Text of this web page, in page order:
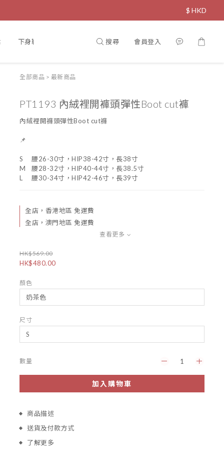
$ HKD
下身鞋履 直播限定 寵物專區
搜尋 會員登入
全部商品 > 最新商品
PT1193 內絨裡開褲頭彈性Boot cut褲
內絨裡開褲頭彈性Boot cut褲
📌
S	腰26-30寸，HIP38-42寸，長38寸
M	腰28-32寸，HIP40-44寸，長38.5寸
L	腰30-34寸，HIP42-46寸，長39寸
全店，香港地區 免運費
全店，澳門地區 免運費
查看更多
HK$569.00
HK$480.00
顏色
尺寸
數量
加入購物車
商品描述
送貨及付款方式
了解更多